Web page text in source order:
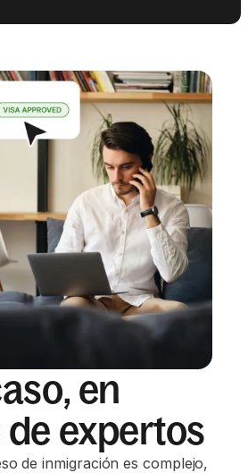
en
expertos
de inmigración es complejo,